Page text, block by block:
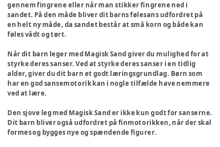
gennem fingrene eller når man stikker fingrene ned i
sandet. På den måde bliver dit barns følesans udfordret på
en helt ny måde, da sandet består at små korn og både kan
føles vådt og tørt.
Når dit barn leger med Magisk Sand giver du mulighed for at
styrke deres sanser. Ved at styrke deres sanser i en tidlig
alder, giver du dit barn et godt læringsgrundlag. Børn som
har en god sansemotorik kan i nogle tilfælde have nemmere
ved at lære.
Den sjove leg med Magisk Sand er ikke kun godt for sanserne.
Dit barn bliver også udfordret på finmotorikken, når der skal
formes og bygges nye og spændende figurer.